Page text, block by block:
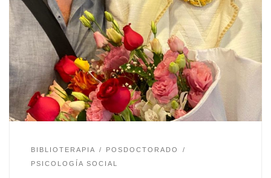
BIBLIOTERAPIA
POSDOCTORADO
PSICOLOGÍA SOCIAL